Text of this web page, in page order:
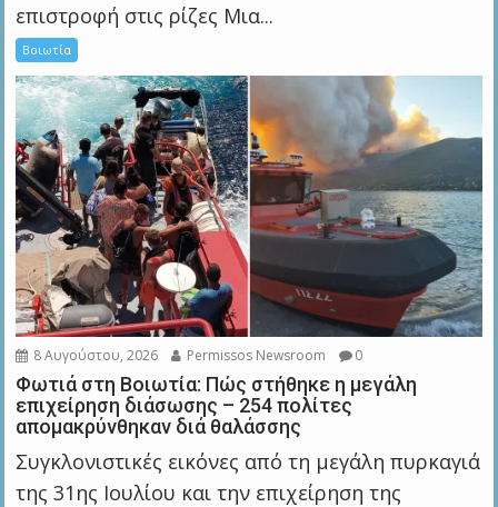
επιστροφή στις ρίζες Μια...
Βοιωτία
8 Αυγούστου, 2026 Permissos Newsroom 0
Φωτιά στη Βοιωτία: Πώς στήθηκε η μεγάλη
επιχείρηση διάσωσης – 254 πολίτες
απομακρύνθηκαν διά θαλάσσης
Συγκλονιστικές εικόνες από τη μεγάλη πυρκαγιά
της 31ης Ιουλίου και την επιχείρηση της